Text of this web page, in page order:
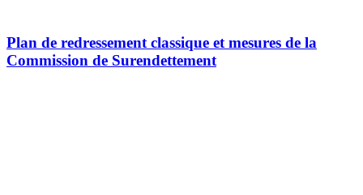
Plan de redressement classique et mesures de la
Commission de Surendettement